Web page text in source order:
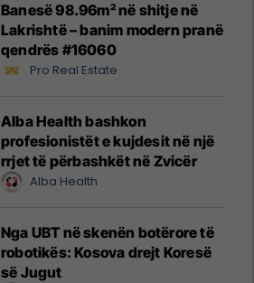
Banesë 98.96m² në shitje në
Lakrishtë – banim modern pranë
qendrës #16060
Pro Real Estate
Alba Health bashkon
profesionistët e kujdesit në një
rrjet të përbashkët në Zvicër
Alba Health
Nga UBT në skenën botërore të
robotikës: Kosova drejt Koresë
së Jugut